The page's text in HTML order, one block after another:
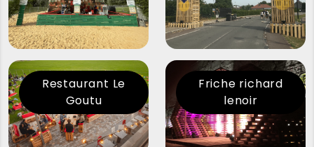
Restaurant Le
Goutu
Friche richard
lenoir